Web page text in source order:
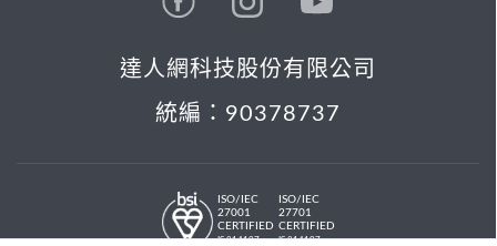
達人網科技股份有限公司
統編：90378737
ISO/IEC
27001
CERTIFIED
IS 814197
ISO/IEC
27701
CERTIFIED
IS 814197